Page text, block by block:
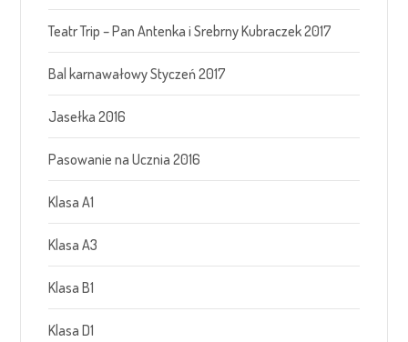
Teatr Trip – Pan Antenka i Srebrny Kubraczek 2017
Bal karnawałowy Styczeń 2017
Jasełka 2016
Pasowanie na Ucznia 2016
Klasa A1
Klasa A3
Klasa B1
Klasa D1